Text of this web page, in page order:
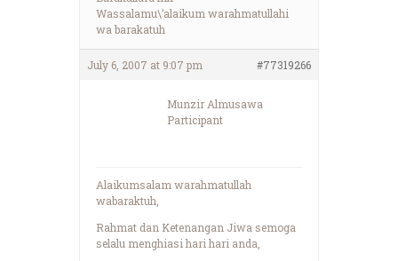
Wassalamu\’alaikum warahmatullahi
wa barakatuh
July 6, 2007 at 9:07 pm #77319266
Munzir Almusawa
Participant
Alaikumsalam warahmatullah
wabaraktuh,
Rahmat dan Ketenangan Jiwa semoga
selalu menghiasi hari hari anda,